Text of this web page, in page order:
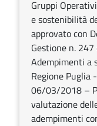
Gruppi
e sostenibilità
approvato con
Gestione n.
Adempimenti a
Regione Puglia
06/03/2018 –
valutazione
adempimenti